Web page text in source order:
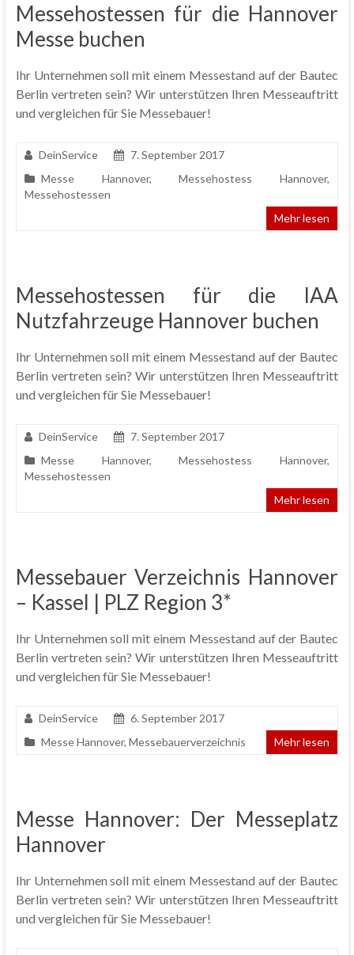
Messehostessen für die Hannover
Messe buchen
Ihr Unternehmen soll mit einem Messestand auf der Bautec
Berlin vertreten sein? Wir unterstützen Ihren Messeauftritt
und vergleichen für Sie Messebauer!
DeinService
7. September 2017
Messe Hannover,Messehostess Hannover,
Messehostessen
Mehr lesen
Messehostessen für die IAA
Nutzfahrzeuge Hannover buchen
Ihr Unternehmen soll mit einem Messestand auf der Bautec
Berlin vertreten sein? Wir unterstützen Ihren Messeauftritt
und vergleichen für Sie Messebauer!
DeinService
7. September 2017
Messe Hannover,Messehostess Hannover,
Messehostessen
Mehr lesen
Messebauer Verzeichnis Hannover
– Kassel | PLZ Region 3*
Ihr Unternehmen soll mit einem Messestand auf der Bautec
Berlin vertreten sein? Wir unterstützen Ihren Messeauftritt
und vergleichen für Sie Messebauer!
DeinService
6. September 2017
Messe Hannover, Messebauerverzeichnis Mehr lesen
Messe Hannover: Der Messeplatz
Hannover
Ihr Unternehmen soll mit einem Messestand auf der Bautec
Berlin vertreten sein? Wir unterstützen Ihren Messeauftritt
und vergleichen für Sie Messebauer!